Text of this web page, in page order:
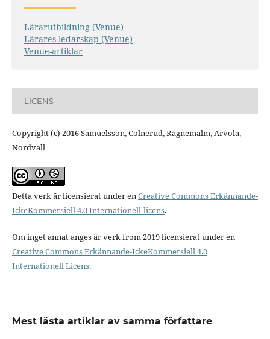
Lärarutbildning (Venue)
Lärares ledarskap (Venue)
Venue-artiklar
LICENS
Copyright (c) 2016 Samuelsson, Colnerud, Ragnemalm, Arvola,
Nordvall
Detta verk är licensierat under enCreative Commons Erkännande-
IckeKommersiell 4.0 Internationell-licens.
Om inget annat anges är verk from 2019 licensierat under en
Creative Commons Erkännande-IckeKommersiell 4.0
Internationell Licens.
Mest lästa artiklar av samma författare